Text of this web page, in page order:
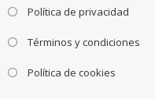
Política de privacidad
Términos y condiciones
Política de cookies